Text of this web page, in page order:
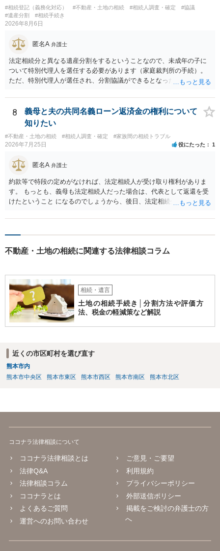
#相続登記（義務化対応） #不動産・土地の相続 #相続人調査・確定
#協議
#遺産分割
#相続手続き
2026年8月6日
匿名A 弁護士
法定相続分と異なる遺産分割をするということなので、未成年の子に
ついて特別代理人を選任する必要があります（家庭裁判所の手続）。
ただ、特別代理人が選任され、分割協議ができるとなったとしても、
の権利も守られなければならないからです。 相続財産全体で、未成年
者の権利が守られているかどうかを判断しなければなりません。 単
に、未成年者を今後養育するのは、自分だからという理由では、法定
相続分以上に多くの遺産を取得することができるというわけではあり
ません。
8
義母と夫の共同名義ローン返済金の権利について
知りたい
#不動産・土地の相続 #相続人調査・確定 #家族間の相続トラブル
2026年7月25日 役にたった 1
匿名A 弁護士
約款等で特段の定めがなければ、法定相続人が受け取り権利がありま
す。 もっとも、義母も法定相続人だった場合は、代表として返還を受
けたということ になるのでしょうから、後日、法定相続分に基づいて
不動産・土地の相続に関連する法律相談コラム
相続・遺言
土地の相続手続き│分割方法や評価方
法、税金の軽減策など解説
近くの市区町村を選び直す
熊本市内
熊本市中央区
熊本市東区 熊本市西区 熊本市南区 熊本市北区
ココナラ法律相談について
ココナラ法律相談とは
法律Q&A
法律相談コラム
ココナラとは
よくあるご質問
運営へのお問い合わせ
ご意見・ご要望
利用規約
プライバシーポリシー
外部送信ポリシー
掲載をご検討の弁護士の方
へ